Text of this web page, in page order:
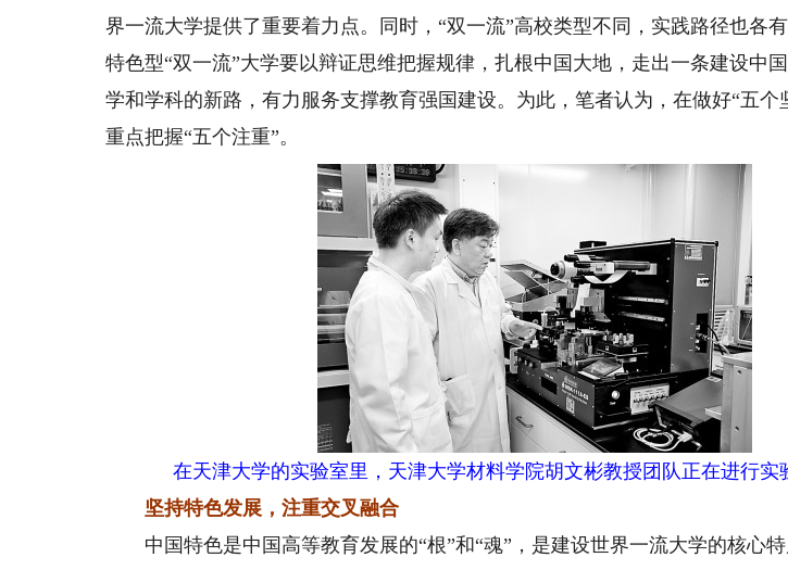
界一流大学提供了重要着力点。同时，“双一流”高校类型不同，实践路径也各
特色型“双一流”大学要以辩证思维把握规律，扎根中国大地，走出一条建设中
学和学科的新路，有力服务支撑教育强国建设。为此，笔者认为，在做好“五个
重点把握“五个注重”。
在天津大学的实验室里，天津大学材料学院胡文彬教授团队正在进行实
坚持特色发展，注重交叉融合
中国特色是中国高等教育发展的“根”和“魂”，是建设世界一流大学的核心